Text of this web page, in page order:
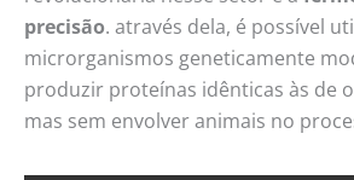
precisão. através dela, é possível
microrganismos geneticamente
produzir proteínas idênticas às de
mas sem envolver animais no